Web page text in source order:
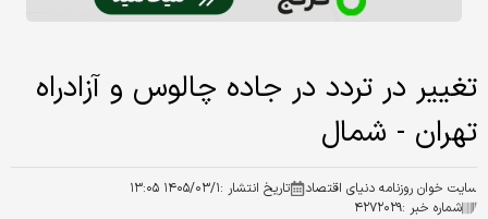
تغییر در تردد در جاده چالوس و آزادراه
تهران - شمال
سایت خوان روزنامه دنیای اقتصاد تاریخ انتشار :۱۴۰۵/۰۳/۱ ۱۳:۰۵
شماره خبر :۴۲۷۲۰۲۹